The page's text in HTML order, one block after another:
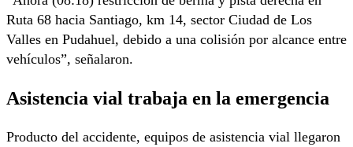
Ruta 68 hacia Santiago, km 14, sector Ciudad de Los
Valles en Pudahuel, debido a una colisión por alcance entre
vehículos”, señalaron.
Asistencia vial trabaja en la emergencia
Producto del accidente, equipos de asistencia vial llegaron